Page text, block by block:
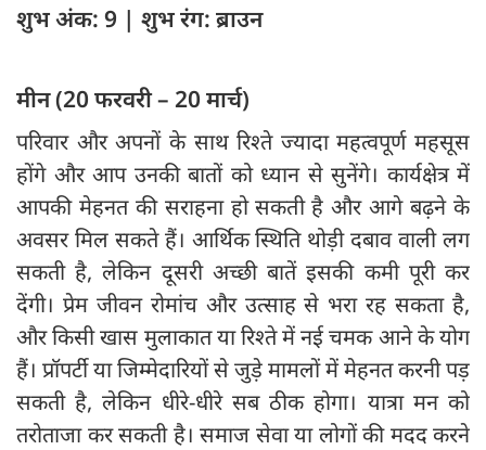
शुभ अंक: 9 | शुभ रंग: ब्राउन
मीन (20 फरवरी – 20 मार्च)
परिवार और अपनों के साथ रिश्ते ज्यादा महत्वपूर्ण महसूस
होंगे और आप उनकी बातों को ध्यान से सुनेंगे। कार्यक्षेत्र में
आपकी मेहनत की सराहना हो सकती है और आगे बढ़ने के
अवसर मिल सकते हैं। आर्थिक स्थिति थोड़ी दबाव वाली लग
सकती है, लेकिन दूसरी अच्छी बातें इसकी कमी पूरी कर
देंगी। प्रेम जीवन रोमांच और उत्साह से भरा रह सकता है,
और किसी खास मुलाकात या रिश्ते में नई चमक आने के योग
हैं। प्रॉपर्टी या जिम्मेदारियों से जुड़े मामलों में मेहनत करनी पड़
सकती है, लेकिन धीरे-धीरे सब ठीक होगा। यात्रा मन को
तरोताजा कर सकती है। समाज सेवा या लोगों की मदद करने